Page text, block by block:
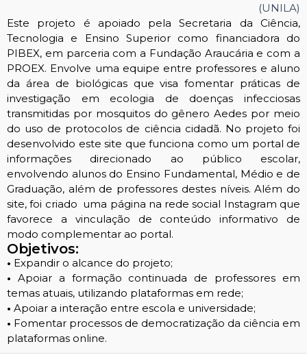
(UNILA)
Este projeto é apoiado pela Secretaria da Ciência,
Tecnologia e Ensino Superior como financiadora do
PIBEX, em parceria com a Fundação Araucária e com a
PROEX. Envolve uma equipe entre professores e aluno
da área de biológicas que visa fomentar práticas de
investigação em ecologia de doenças infecciosas
transmitidas por mosquitos do gênero Aedes por meio
do uso de protocolos de ciência cidadã. No projeto foi
desenvolvido este site que funciona como um portal de
informações direcionado ao público escolar,
envolvendo alunos do Ensino Fundamental, Médio e de
Graduação, além de professores destes níveis. Além do
site, foi criado uma página na rede social Instagram que
favorece a vinculação de conteúdo informativo de
modo complementar ao portal.
Objetivos:
• Expandir o alcance do projeto;
• Apoiar a formação continuada de professores em
temas atuais, utilizando plataformas em rede;
• Apoiar a interação entre escola e universidade;
• Fomentar processos de democratização da ciência em
plataformas online.